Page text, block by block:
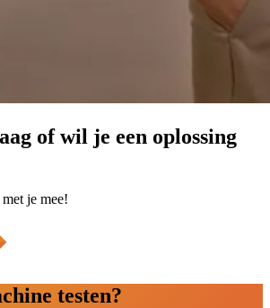
of wil je een oplossing
je mee!
testen?